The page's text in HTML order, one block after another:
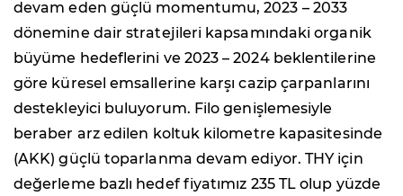
devam eden güçlü momentumu, 2023 – 2033
dönemine dair stratejileri kapsamındaki organik
büyüme hedeflerini ve 2023 – 2024 beklentilerine
göre küresel emsallerine karşı cazip çarpanlarını
destekleyici buluyorum. Filo genişlemesiyle
beraber arz edilen koltuk kilometre kapasitesinde
(AKK) güçlü toparlanma devam ediyor. THY için
değerleme bazlı hedef fiyatımız 235 TL olup yüzde